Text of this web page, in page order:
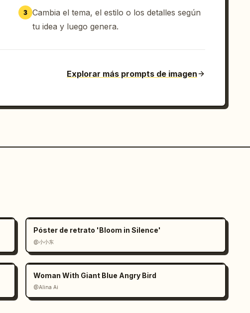
3 Cambia el tema, el estilo o los detalles según
tu idea y luego genera.
Explorar más prompts de imagen
Póster de retrato 'Bloom in Silence'
@小小东
Woman With Giant Blue Angry Bird
@Alina Ai